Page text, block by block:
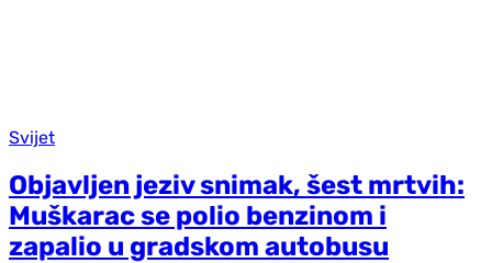
Svijet
Objavljen jeziv snimak, šest mrtvih:
Muškarac se polio benzinom i
zapalio u gradskom autobusu